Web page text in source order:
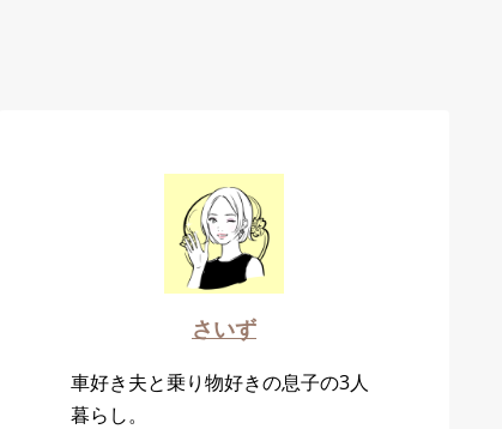
さいず
車好き夫と乗り物好きの息子の3人
暮らし。